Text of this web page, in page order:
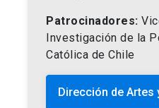
Patrocinadores:
Investigación de la
Católica de Chile
Dirección de Artes